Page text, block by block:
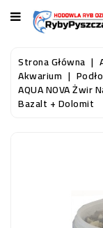
KATEGORIA
STRONA
GŁÓWNA
RYBY
Strona Główna
Akwarium
AQUA NOVA Żwir
Bazalt + Dolomit